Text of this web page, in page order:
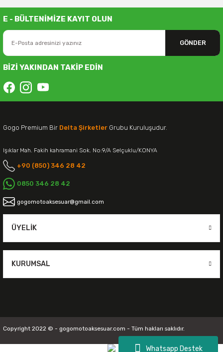
Whatsapp Destek
E - BÜLTENİMİZE KAYIT OLUN
GÖNDER
BİZİ YAKINDAN TAKİP EDİN
Gogo Premium Bir Delta Şirketler Grubu Kuruluşudur.
Işıklar Mah. Fakih kahramani Sok. No:9/A Selçuklu/KONYA
+90 (850) 346 28 42
0850 346 28 42
gogomotoaksesuar@gmail.com
ÜYELIK
KURUMSAL
Copyright 2022 © - gogomotoaksesuar.com - Tüm hakları saklıdır.